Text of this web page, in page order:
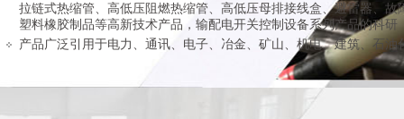
拉链式热缩管、高低压阻燃热缩管、高低压母排接线盒、避雷器、故
塑料橡胶制品等高新技术产品，输配电开关控制设备系列产品的科研
产品广泛引用于电力、通讯、电子、冶金、矿山、机电、建筑、石油